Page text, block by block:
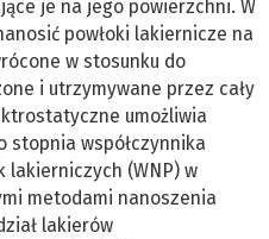
je na jego powierzchni. W
powłoki lakiernicze na
w stosunku do
i utrzymywane przez cały
umożliwia
stopnia współczynnika
lakierniczych (WNP) w
metodami nanoszenia
lakierów